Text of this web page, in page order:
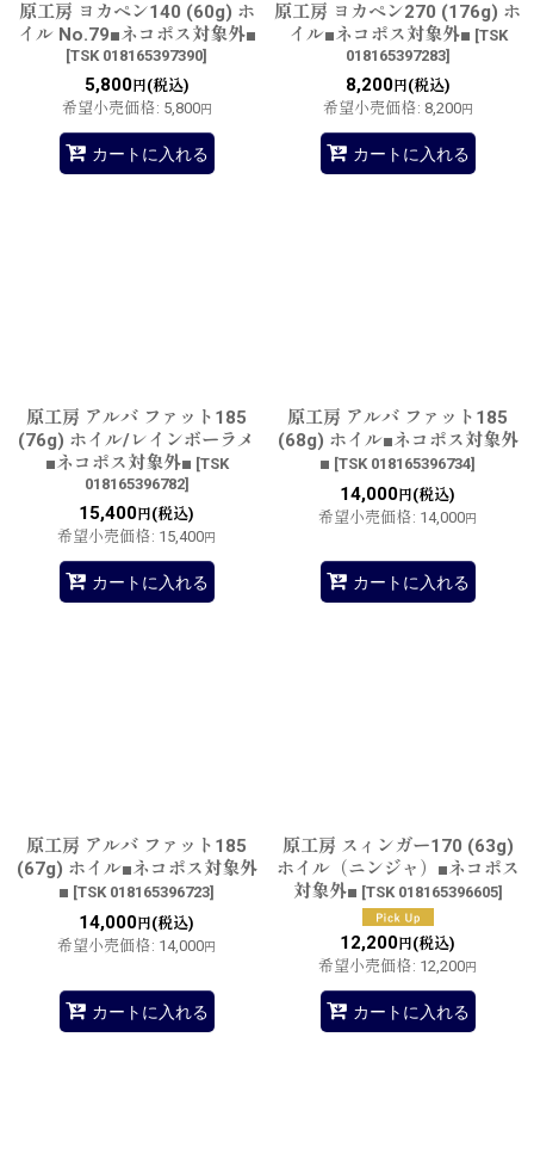
原工房 ヨカペン140 (60g) ホ
イル No.79■ネコポス対象外■
[TSK 018165397390]
5,800円(税込)
希望小売価格: 5,800円
カートに入れる
原工房 ヨカペン270 (176g) ホ
イル■ネコポス対象外■ [TSK
018165397283]
8,200円(税込)
希望小売価格: 8,200円
カートに入れる
原工房 アルバ ファット185
(76g) ホイル/レインボーラメ
■ネコポス対象外■ [TSK
018165396782]
15,400 円(税込)
希望小売価格: 15,400円
カートに入れる
原工房 アルバ ファット185
(68g) ホイル■ネコポス対象外
■ [TSK 018165396734]
14,000 円(税込)
希望小売価格: 14,000円
カートに入れる
原工房 アルバ ファット185
(67g) ホイル■ネコポス対象外
■ [TSK 018165396723]
14,000 円(税込)
希望小売価格: 14,000円
カートに入れる
原工房 スィンガー170 (63g)
ホイル（ニンジャ）■ネコポス
対象外■ [TSK 018165396605]
12,200 円(税込)
希望小売価格: 12,200円
カートに入れる